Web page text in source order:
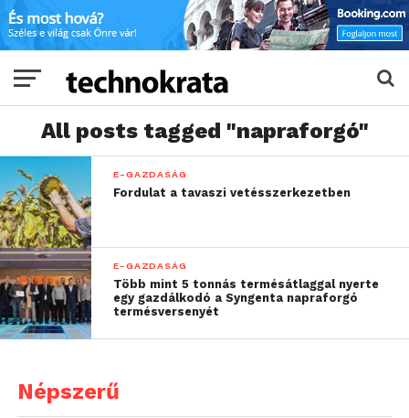
All posts tagged "napraforgó"
E-GAZDASÁG
Fordulat a tavaszi vetésszerkezetben
E-GAZDASÁG
Több mint 5 tonnás termésátlaggal nyerte
egy gazdálkodó a Syngenta napraforgó
termésversenyét
Népszerű